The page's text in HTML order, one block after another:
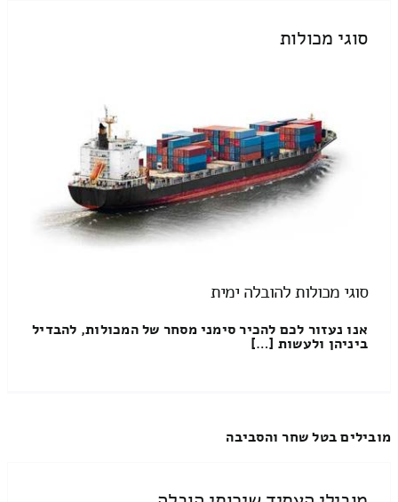
סוגי מכולות
סוגי מכולות להובלה ימית
אנו נעזור לכם להכיר סימני מסחר של המכולות, להבדיל
ביניהן ולעשות […]
מובילים בטל שחר והסביבה